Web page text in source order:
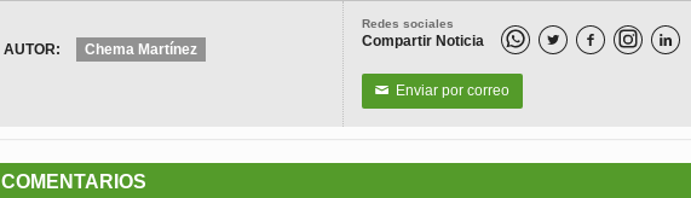
Redes sociales
Compartir Noticia   
✉ Enviar por correo
AUTOR: Chema Martínez
COMENTARIOS